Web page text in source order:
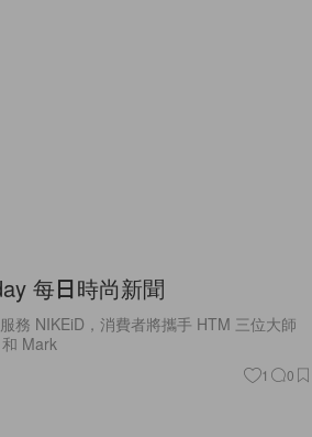
每日時尚新聞
務 NIKEiD，消費者將攜手 HTM 三位大師
和 Mark
1 0